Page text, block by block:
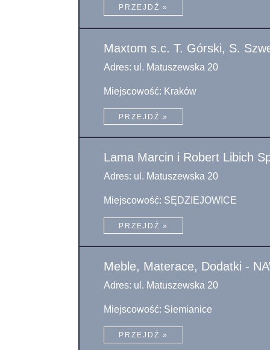
PRZEJDŹ »
Maxtom s.c. T. Górski, S.
Adres: ul. Matuszewska 20
Miejscowość: Kraków
PRZEJDŹ »
Lama Marcin i Robert Libich
Adres: ul. Matuszewska 20
Miejscowość: SĘDZIEJOWICE
PRZEJDŹ »
Meble, Materace, Dodatki -
Adres: ul. Matuszewska 20
Miejscowość: Siemianice
PRZEJDŹ »